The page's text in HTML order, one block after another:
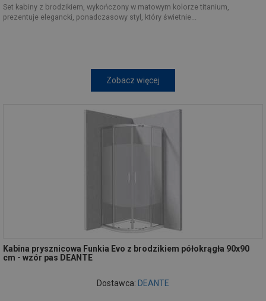
Set kabiny z brodzikiem, wykończony w matowym kolorze titanium,
prezentuje elegancki, ponadczasowy styl, który świetnie...
Zobacz więcej
Kabina prysznicowa Funkia Evo z brodzikiem półokrągła 90x90
cm - wzór pas DEANTE
Dostawca: DEANTE